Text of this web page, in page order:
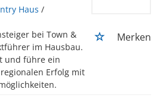
Haus /
bei Town &
im Hausbau.
und führe ein
Erfolg mit
Merken